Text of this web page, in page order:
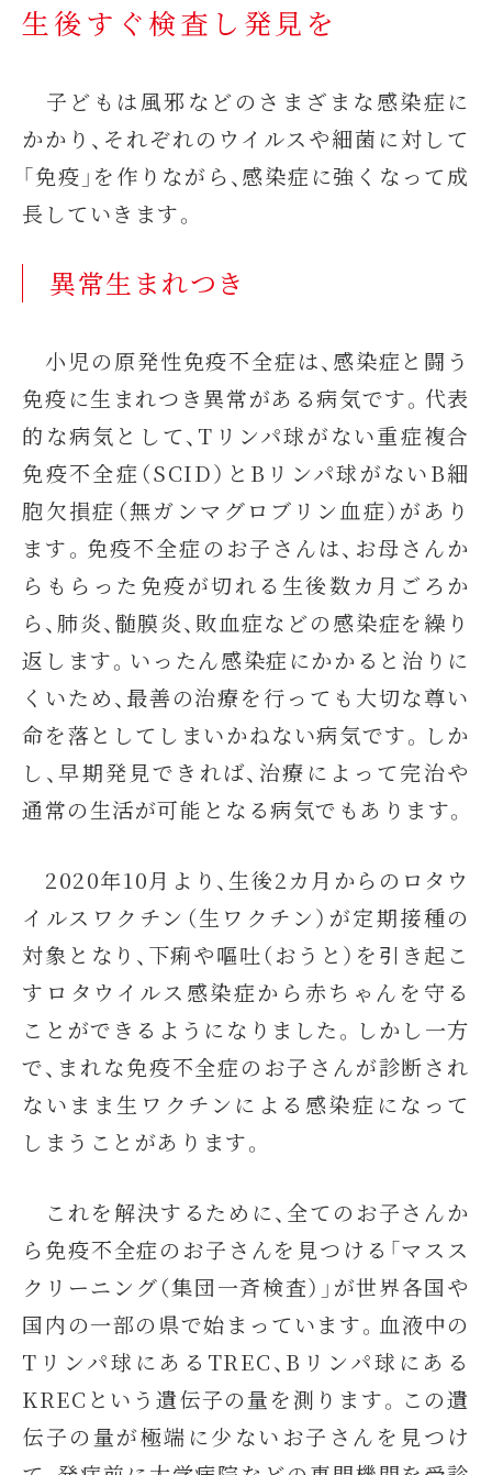
生後すぐ検査し発見を
子どもは風邪などのさまざまな感染症に
かかり、それぞれのウイルスや細菌に対して
「免疫」を作りながら、感染症に強くなって成
長していきます。
異常生まれつき
小児の原発性免疫不全症は、感染症と闘う
免疫に生まれつき異常がある病気です。代表
的な病気として、Tリンパ球がない重症複合
免疫不全症（SCID）とBリンパ球がないB細
胞欠損症（無ガンマグロブリン血症）があり
ます。免疫不全症のお子さんは、お母さんか
らもらった免疫が切れる生後数カ月ごろか
ら、肺炎、髄膜炎、敗血症などの感染症を繰り
返します。いったん感染症にかかると治りに
くいため、最善の治療を行っても大切な尊い
命を落としてしまいかねない病気です。しか
し、早期発見できれば、治療によって完治や
通常の生活が可能となる病気でもあります。
2020年10月より、生後2カ月からのロタウ
イルスワクチン（生ワクチン）が定期接種の
対象となり、下痢や嘔吐（おうと）を引き起こ
すロタウイルス感染症から赤ちゃんを守る
ことができるようになりました。しかし一方
で、まれな免疫不全症のお子さんが診断され
ないまま生ワクチンによる感染症になって
しまうことがあります。
これを解決するために、全てのお子さんか
ら免疫不全症のお子さんを見つける「マスス
クリーニング（集団一斉検査）」が世界各国や
国内の一部の県で始まっています。血液中の
Tリンパ球にあるTREC、Bリンパ球にある
KRECという遺伝子の量を測ります。この遺
伝子の量が極端に少ないお子さんを見つけ